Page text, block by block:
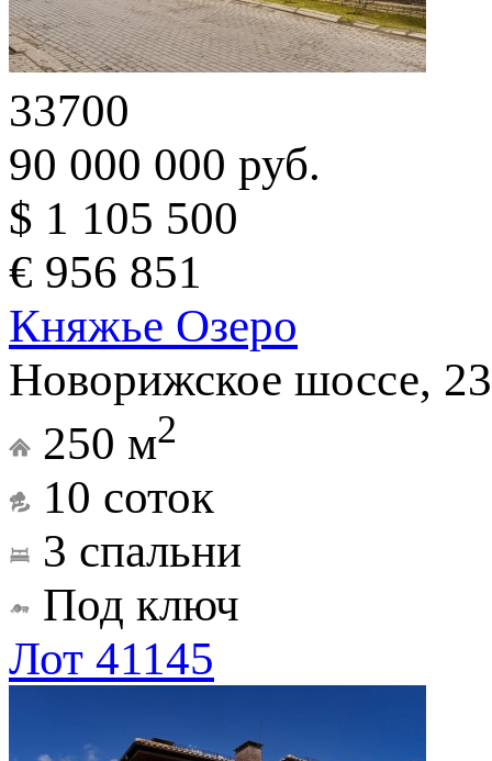
33700
90 000 000 руб.
$ 1 105 500
€ 956 851
Княжье Озеро
Новорижское шоссе,
250 м2
10 соток
3 спальни
Под ключ
Лот 41145